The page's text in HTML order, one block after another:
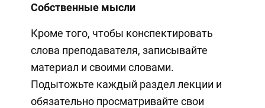
Собственные мысли
Кроме того, чтобы конспектировать
слова преподавателя, записывайте
материал и своими словами.
Подытожьте каждый раздел лекции и
обязательно просматривайте свои